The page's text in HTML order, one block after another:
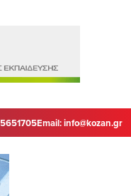
Email:info@kozan.gr